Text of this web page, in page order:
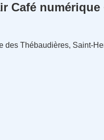
Café
Thébaudières, Saint-